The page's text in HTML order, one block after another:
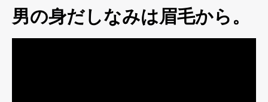
男の身だしなみは眉毛から。